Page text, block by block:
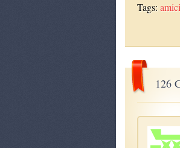
Tags:
126